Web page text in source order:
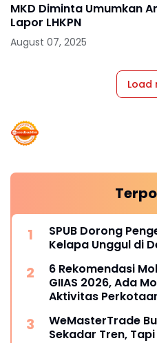
MKD Diminta Umumkan
Lapor LHKPN
August 07, 2025
Load
SPUB Dorong
Kelapa Unggul di
6 Rekomendasi
GIIAS 2026, Ada
Aktivitas
WeMasterTrade
Sekadar Tren,